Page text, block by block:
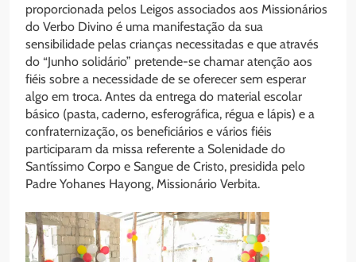
proporcionada pelos Leigos associados aos Missionários
do Verbo Divino é uma manifestação da sua
sensibilidade pelas crianças necessitadas e que através
do “Junho solidário” pretende-se chamar atenção aos
fiéis sobre a necessidade de se oferecer sem esperar
algo em troca. Antes da entrega do material escolar
básico (pasta, caderno, esferográfica, régua e lápis) e a
confraternização, os beneficiários e vários fiéis
participaram da missa referente a Solenidade do
Santíssimo Corpo e Sangue de Cristo, presidida pelo
Padre Yohanes Hayong, Missionário Verbita.